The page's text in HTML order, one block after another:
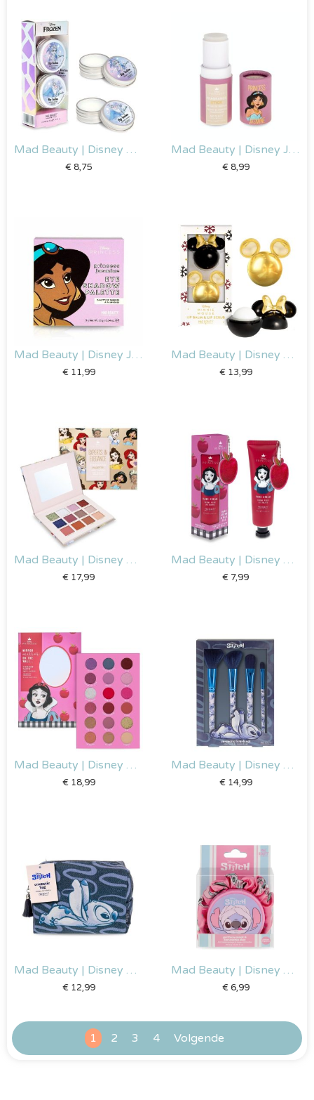
Mad Beauty | Disney Frozen Lippenbalsem Duo
€8,75
Mad Beauty | Disney Jasmijn – Geurstok
€8,99
Mad Beauty | Disney Jasmijn – Oogschaduw Palet
€11,99
Mad Beauty | Disney Minnie – Lippen duo set
€13,99
Mad Beauty | Disney Prinsessen – Oogschaduw Palet
€ 17,99
Mad Beauty | Disney Sneeuwwitje – Handcreme & Nagelvijl
€ 7,99
Mad Beauty | Disney Sneeuwwitje – Oogschaduw palet
€18,99
Mad Beauty | Disney Stitch Denim – Borstelset
€14,99
Mad Beauty | Disney Stitch Denim – Make-up tas
€12,99
Mad Beauty | Disney Stitch Pamper – Gel Gezichtsmasker & Scrunchie Duo
€6,99
1 2 3 4 Volgende